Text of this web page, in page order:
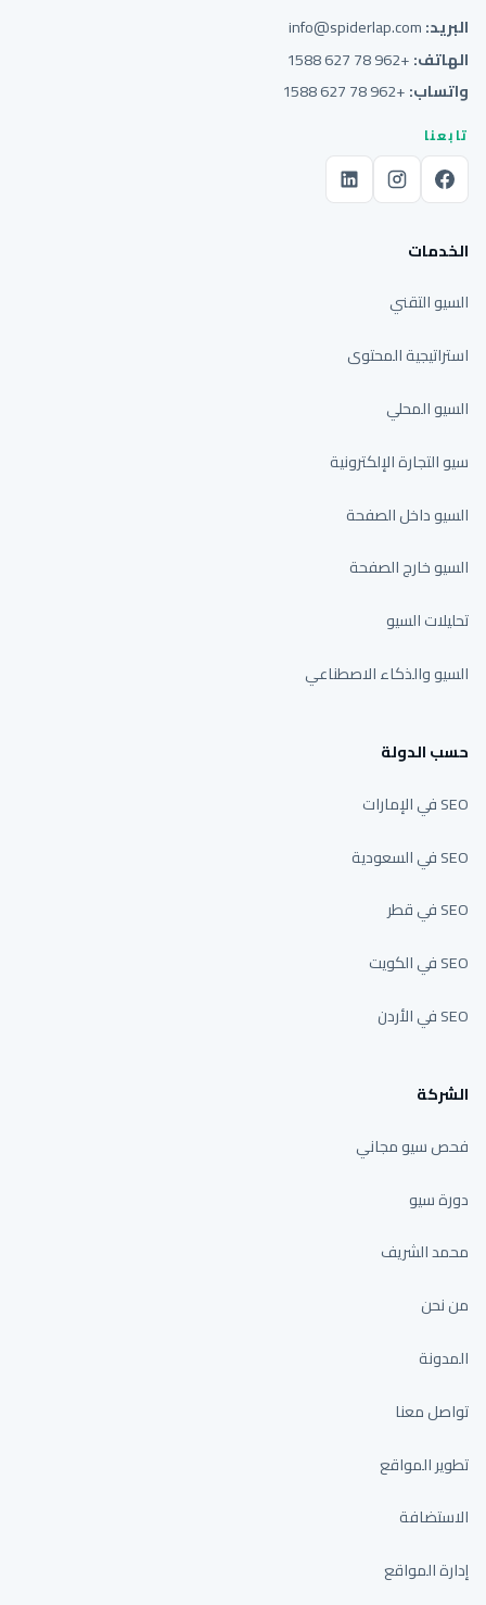
البريد:info@spiderlap.com
الهاتف:+962 78 627 1588
واتساب:+962 78 627 1588
تابعنا
الخدمات
السيو التقني
استراتيجية المحتوى
السيو المحلي
سيو التجارة الإلكترونية
السيو داخل الصفحة
السيو خارج الصفحة
تحليلات السيو
السيو والذكاء الاصطناعي
حسب الدولة
SEO في الإمارات
SEO في السعودية
SEO في قطر
SEO في الكويت
SEO في الأردن
الشركة
فحص سيو مجاني
دورة سيو
محمد الشريف
من نحن
المدونة
تواصل معنا
تطوير المواقع
الاستضافة
إدارة المواقع